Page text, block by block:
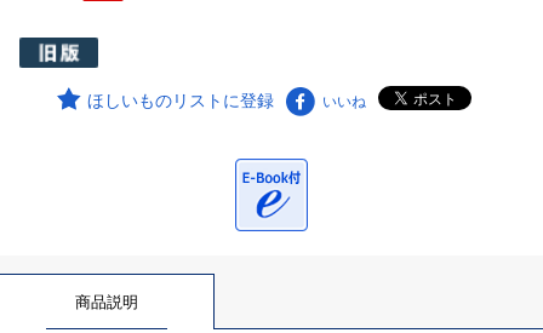
ほしいものリストに登録 いいね
商品説明